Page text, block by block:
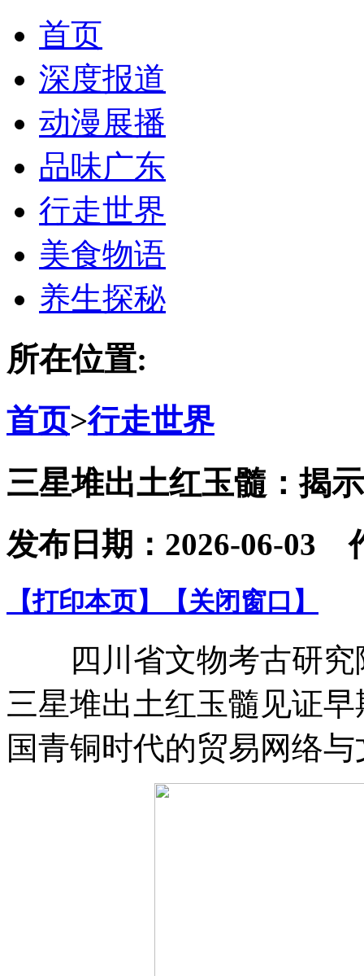
首页
深度报道
动漫展播
品味广东
行走世界
美食物语
养生探秘
所在位置:
首页>行走世界
三星堆出土红玉髓：揭
发布日期：2026-06-03
【打印本页】 【关闭窗口】
四川省文物考古研究
三星堆出土红玉髓见证
国青铜时代的贸易网络